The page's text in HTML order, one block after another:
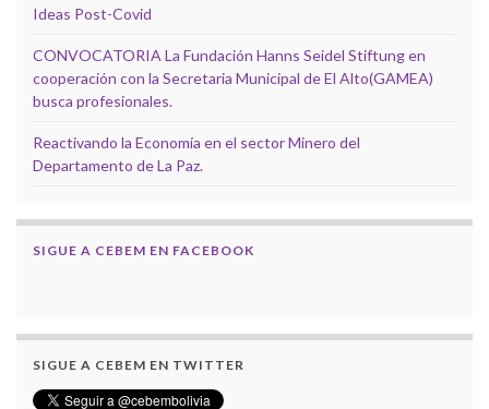
Ideas Post-Covid
CONVOCATORIA La Fundación Hanns Seidel Stiftung en
cooperación con la Secretaria Municipal de El Alto(GAMEA)
busca profesionales.
Reactivando la Economía en el sector Minero del
Departamento de La Paz.
SIGUE A CEBEM EN FACEBOOK
SIGUE A CEBEM EN TWITTER